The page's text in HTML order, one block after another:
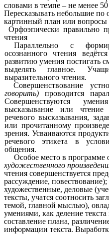
словами в темпе – не менее
Пересказывать небольшие по
картинный план или вопросы
Орфоэпически правильно
чтения
Параллельно с
осознанного чтения
развитию умения постигать
выделять главное.
выразительного чтения.
Совершенствование
говорить) проводится
Совершенствуются
высказывание или чтение
речевого высказывания,
или прочитанному
зрения. Усваиваются
речевого этикета в
общения.
Особое место в программе
художественного
чтения совершенствуется
рассуждение,
художественные, деловые
тексты, учатся соотносить
темой, главной мыслью),
умениями, как деление текста
составление плана,
информации текста.